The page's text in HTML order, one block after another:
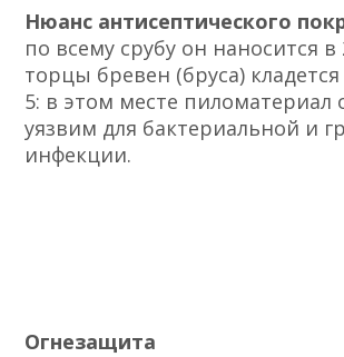
Нюанс антисептического
по всему срубу он наносится в
торцы бревен (бруса)
5: в этом месте пиломатериал
уязвим для бактериальной и
инфекции.
Огнезащита